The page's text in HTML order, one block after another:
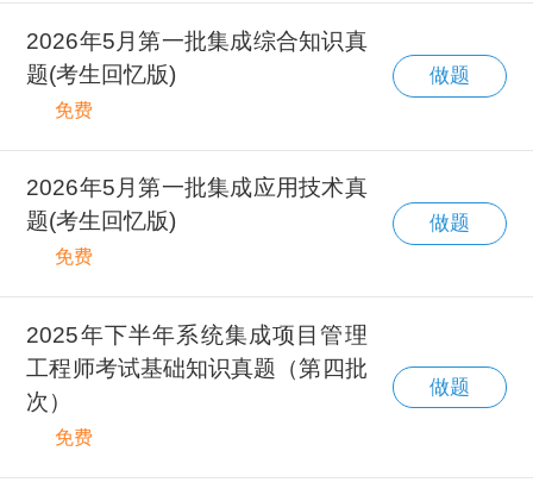
2026年5月第一批集成综合知识真
题(考生回忆版)
免费
做题
2026年5月第一批集成应用技术真
题(考生回忆版)
免费
做题
2025年下半年系统集成项目管理
工程师考试基础知识真题（第四批
次）
免费
做题